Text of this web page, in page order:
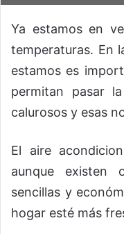
Ya estamos en
temperaturas. En
estamos es
permitan pasar
calurosos y esas
El aire
aunque existen
sencillas y
hogar esté más